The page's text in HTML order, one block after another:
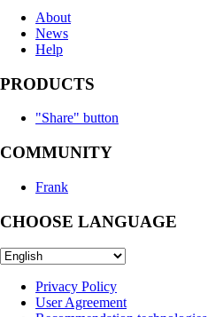
About
News
Help
PRODUCTS
"Share" button
COMMUNITY
Frank
CHOOSE LANGUAGE
Privacy Policy
User Agreement